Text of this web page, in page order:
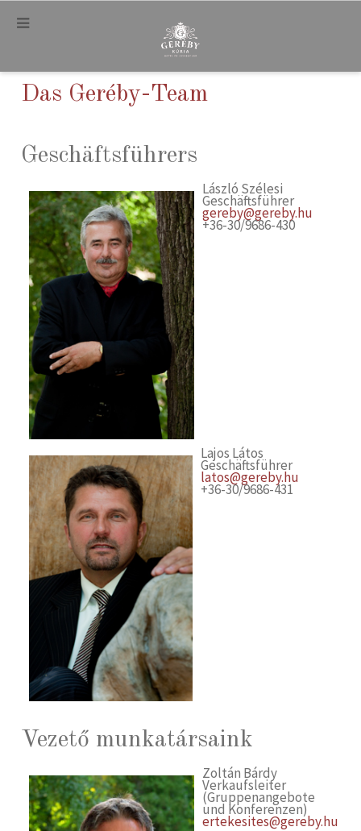
.
Das Geréby-Team
Geschäftsführers
László Szélesi
Geschäftsführer
gereby@gereby.hu
+36-30/9686-430
Lajos Látos
Geschäftsführer
latos@gereby.hu
+36-30/9686-431
Vezető munkatársaink
Zoltán Bárdy
Verkaufsleiter
(Gruppenangebote
und Konferenzen)
ertekesites@gereby.hu